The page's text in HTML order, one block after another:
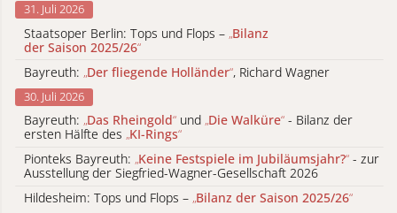
31. Juli 2026
Staatsoper Berlin: Tops und Flops – „Bilanz
der Saison 2025/26“
Bayreuth: „Der fliegende Holländer“, Richard Wagner
30. Juli 2026
Bayreuth: „Das Rheingold“ und „Die Walküre“ - Bilanz der
ersten Hälfte des „KI-Rings“
Pionteks Bayreuth: „Keine Festspiele im Jubiläumsjahr?“ - zur
Ausstellung der Siegfried-Wagner-Gesellschaft 2026
Hildesheim: Tops und Flops – „Bilanz der Saison 2025/26“